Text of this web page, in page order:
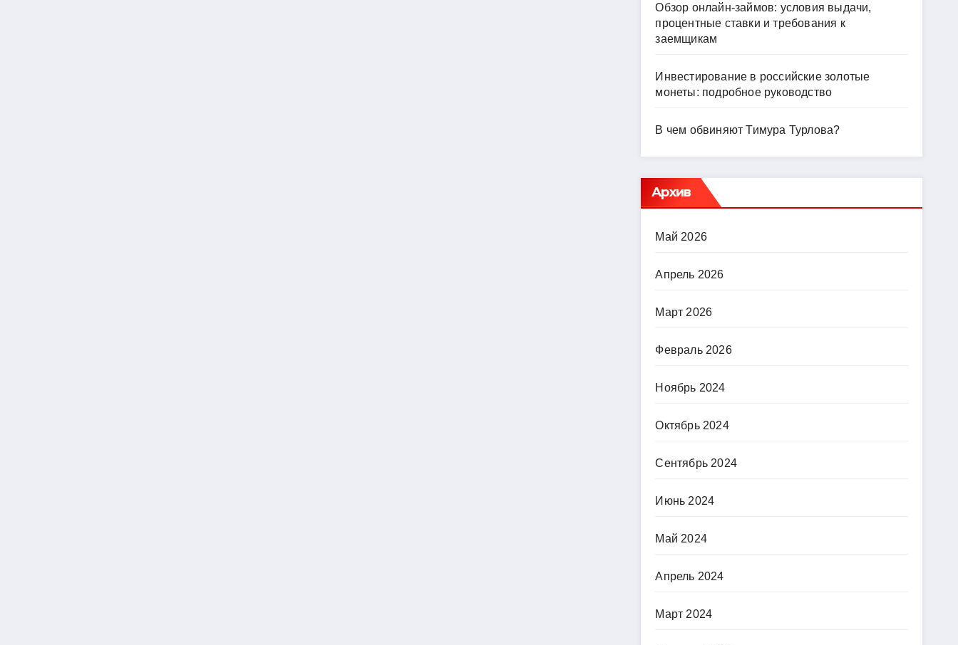
Обзор онлайн-займов: условия выдачи,
процентные ставки и требования к
заемщикам
Инвестирование в российские золотые
монеты: подробное руководство
В чем обвиняют Тимура Турлова?
Архив
Май 2026
Апрель 2026
Март 2026
Февраль 2026
Ноябрь 2024
Октябрь 2024
Сентябрь 2024
Июнь 2024
Май 2024
Апрель 2024
Март 2024